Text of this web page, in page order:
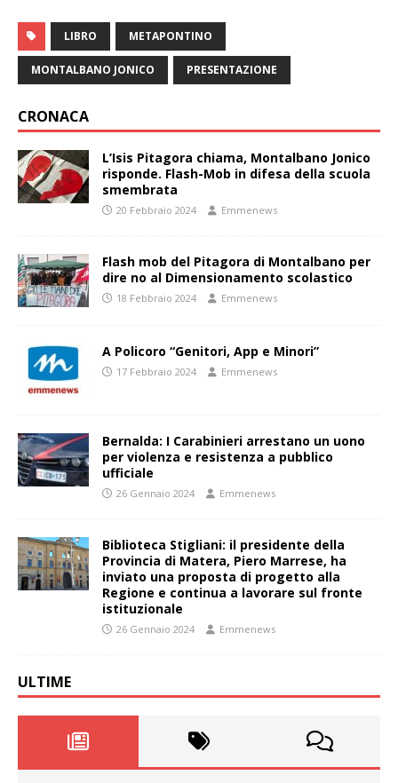
LIBRO METAPONTINO
MONTALBANO JONICO PRESENTAZIONE
CRONACA
L’Isis Pitagora chiama, Montalbano Jonico
risponde. Flash-Mob in difesa della scuola
smembrata
20 Febbraio 2024 Emmenews
Flash mob del Pitagora di Montalbano per
dire no al Dimensionamento scolastico
18 Febbraio 2024 Emmenews
A Policoro “Genitori, App e Minori”
17 Febbraio 2024 Emmenews
Bernalda: I Carabinieri arrestano un uono
per violenza e resistenza a pubblico
ufficiale
26 Gennaio 2024 Emmenews
Biblioteca Stigliani: il presidente della
Provincia di Matera, Piero Marrese, ha
inviato una proposta di progetto alla
Regione e continua a lavorare sul fronte
istituzionale
26 Gennaio 2024 Emmenews
ULTIME